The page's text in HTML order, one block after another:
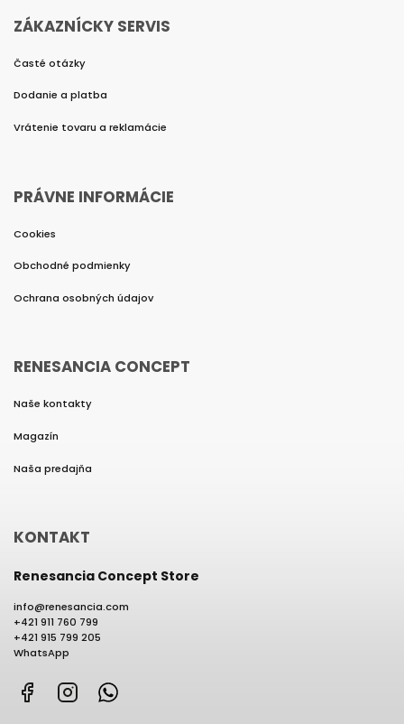
ZÁKAZNÍCKY SERVIS
Časté otázky
Dodanie a platba
Vrátenie tovaru a reklamácie
PRÁVNE INFORMÁCIE
Cookies
Obchodné podmienky
Ochrana osobných údajov
RENESANCIA CONCEPT
Naše kontakty
Magazín
Naša predajňa
KONTAKT
Renesancia Concept Store
info@renesancia.com
+421 911 760 799
+421 915 799 205
WhatsApp
FacebookInstagram